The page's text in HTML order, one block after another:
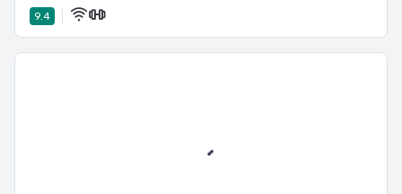
Global Luxury Suites at The Convention Center se ubica
en Washington, en la zona de Centro de la ciudad de
9.4